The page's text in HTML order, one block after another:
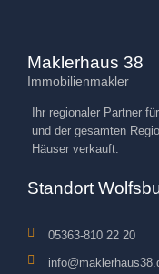
Maklerhaus 38
Immobilienmakler
Ihr regionaler Partner
und der gesamten
Häuser verkauft.
Standort
05363-810 22 20